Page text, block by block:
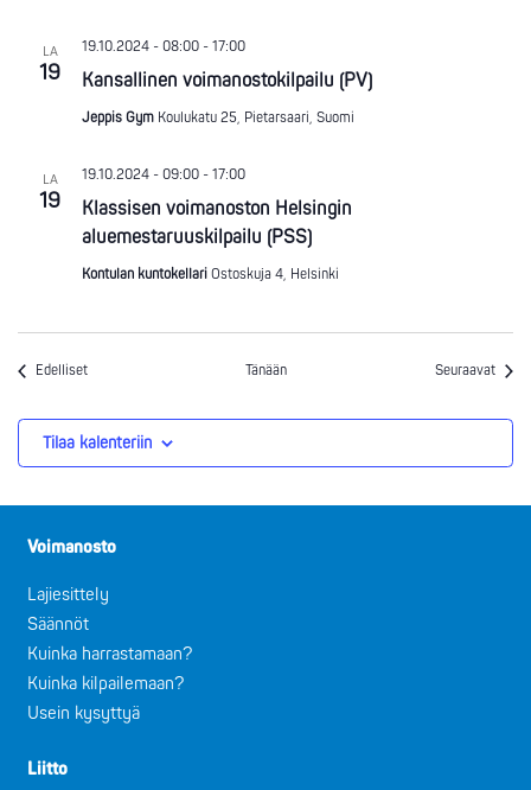
LA
19 Kansallinen voimanostokilpailu (PV)
19.10.2024 - 08:00 - 17:00
Jeppis Gym Koulukatu 25, Pietarsaari, Suomi
LA
19
Klassisen voimanoston Helsingin
aluemestaruuskilpailu (PSS)
19.10.2024 - 09:00 - 17:00
Kontulan kuntokellari Ostoskuja 4, Helsinki
EdellisetTapahtumat Tänään Seuraavat
Tilaa kalenteriin
Voimanosto
Lajiesittely
Säännöt
Kuinka harrastamaan?
Kuinka kilpailemaan?
Usein kysyttyä
Liitto